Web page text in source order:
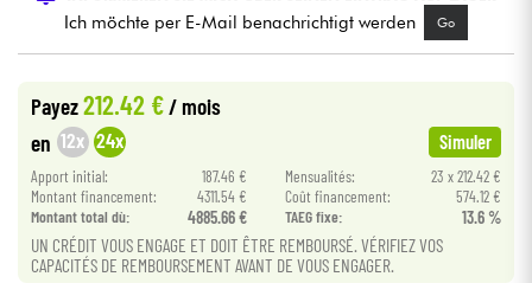
Kinder
HiFi
Bundle
Sehen Sie sich unsere Marken an
Ich möchte per E-Mail benachrichtigt werden Go
Payez212.42 €/ mois
en 12x 24x Simuler
Apport initial: 187.46 € Mensualités:
23 x 212.42 €
Montant financement:
4311.54 € Coût financement:
574.12 €
Montant total dù:
4885.66 € TAEG fixe: 13.6 %
UN CRÉDIT VOUS ENGAGE ET DOIT ÊTRE REMBOURSÉ. VÉRIFIEZ VOS
CAPACITÉS DE REMBOURSEMENT AVANT DE VOUS ENGAGER.